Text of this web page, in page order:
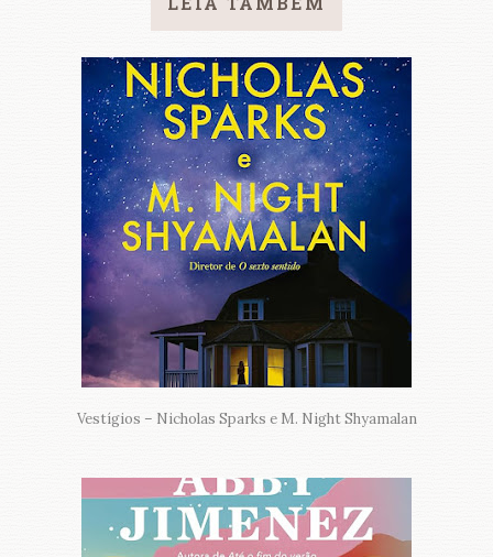
Vestígios – Nicholas Sparks e M. Night Shyamalan